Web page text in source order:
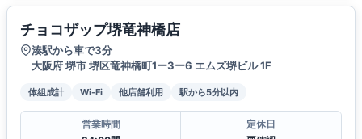
チョコザップ堺竜神橋店
湊駅から車で3分
大阪府 堺市 堺区竜神橋町1ー3ー6 エムズ堺ビル 1F
体組成計 Wi-Fi 他店舗利用 駅から5分以内
営業時間
定休日